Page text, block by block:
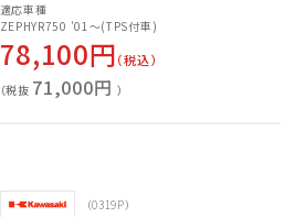
適応車種
ZEPHYR750 '01～(TPS付車)
78,100円（税込）
（税抜 71,000円 ）
（0319P）